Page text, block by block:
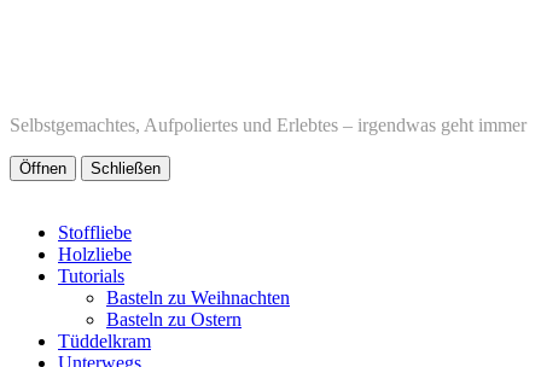
Selbstgemachtes, Aufpoliertes und Erlebtes – irgendwas geht immer
Öffnen Schließen
Stoffliebe
Holzliebe
Tutorials
Basteln zu Weihnachten
Basteln zu Ostern
Tüddelkram
Unterwegs